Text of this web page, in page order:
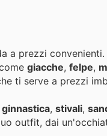
a prezzi convenienti.
giacche, felpe,
ti serve a prezzi
, stivali,
outfit, dai